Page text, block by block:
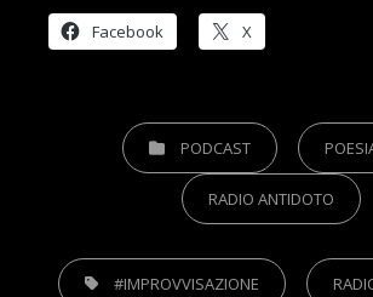
Facebook X
CATEGORIESPODCAST
RADIO ANTIDOTO
TAGS, #IMPROVVISAZIONE